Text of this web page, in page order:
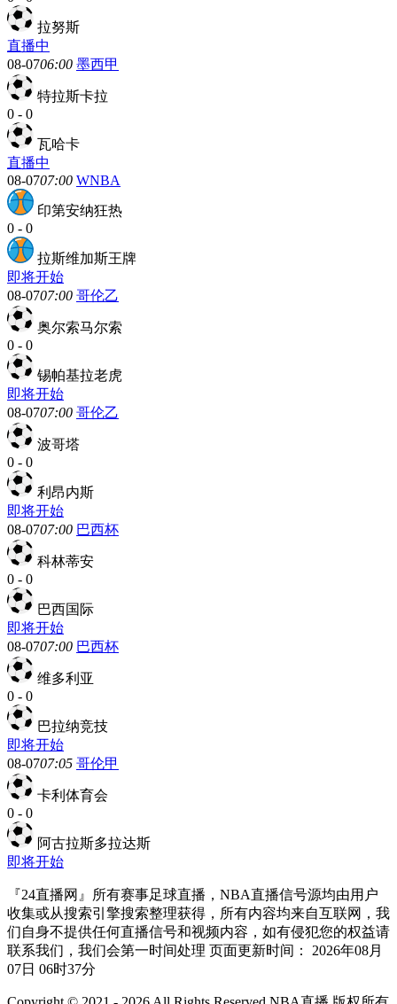
拉努斯
直播中
08-0706:00 墨西甲
特拉斯卡拉
0 - 0
瓦哈卡
直播中
08-0707:00 WNBA
印第安纳狂热
0 - 0
拉斯维加斯王牌
即将开始
08-0707:00 哥伦乙
奥尔索马尔索
0 - 0
锡帕基拉老虎
即将开始
08-0707:00 哥伦乙
波哥塔
0 - 0
利昂内斯
即将开始
08-0707:00 巴西杯
科林蒂安
0 - 0
巴西国际
即将开始
08-0707:00 巴西杯
维多利亚
0 - 0
巴拉纳竞技
即将开始
08-0707:05 哥伦甲
卡利体育会
0 - 0
阿古拉斯多拉达斯
即将开始
『24直播网』所有赛事足球直播，NBA直播信号源均由用户
收集或从搜索引擎搜索整理获得，所有内容均来自互联网，我
们自身不提供任何直播信号和视频内容，如有侵犯您的权益请
联系我们，我们会第一时间处理 页面更新时间： 2026年08月
07日 06时37分